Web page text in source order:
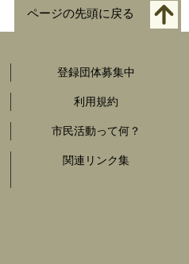
ページの先頭に戻る
登録団体募集中
利用規約
市民活動って何？
関連リンク集